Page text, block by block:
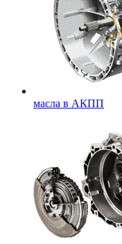
масла в АКПП